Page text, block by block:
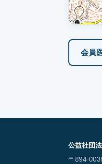
会員
公益社団
〒894-